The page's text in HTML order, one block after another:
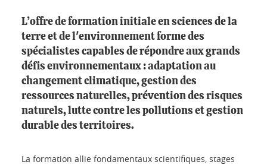
L’offre de formation initiale en sciences de la
terre et de l'environnement forme des
spécialistes capables de répondre aux grands
défis environnementaux : adaptation au
changement climatique, gestion des
ressources naturelles, prévention des risques
naturels, lutte contre les pollutions et gestion
durable des territoires.
La formation allie fondamentaux scientifiques, stages